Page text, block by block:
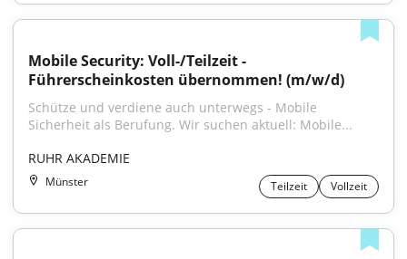
Mobile Security: Voll-/Teilzeit -
Führerscheinkosten übernommen! (m/w/d)
Schütze und verdiene auch unterwegs - Mobile
Sicherheit als Berufung. Wir suchen aktuell: Mobile...
RUHR AKADEMIE
Münster Teilzeit Vollzeit